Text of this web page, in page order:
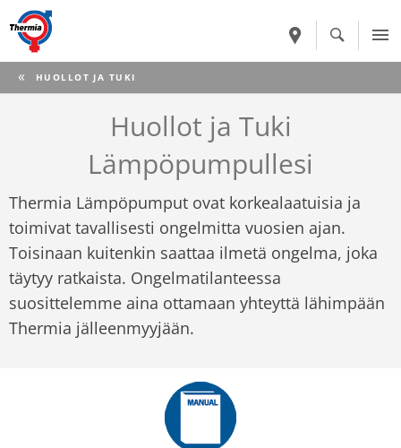
CURRENT:
HUOLLOT JA TUKI
Huollot ja Tuki
Lämpöpumpullesi
Thermia Lämpöpumput ovat korkealaatuisia ja
toimivat tavallisesti ongelmitta vuosien ajan.
Toisinaan kuitenkin saattaa ilmetä ongelma, joka
täytyy ratkaista. Ongelmatilanteessa
suosittelemme aina ottamaan yhteyttä lähimpään
Thermia jälleenmyyjään.